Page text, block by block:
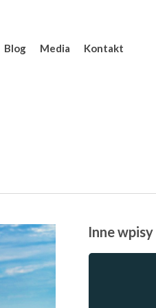
Blog Media Kontakt
Inne wpisy